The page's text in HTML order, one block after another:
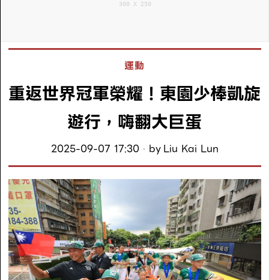
300 X 250
運動
重返世界冠軍榮耀！東園少棒凱旋
遊行，嗨翻大巨蛋
2025-09-07 17:30 by Liu Kai Lun